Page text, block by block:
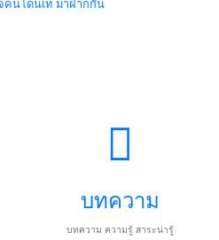
นโดนเท มาฝากกัน
บทความ
บทความ ความรู้ สาระน่ารู้